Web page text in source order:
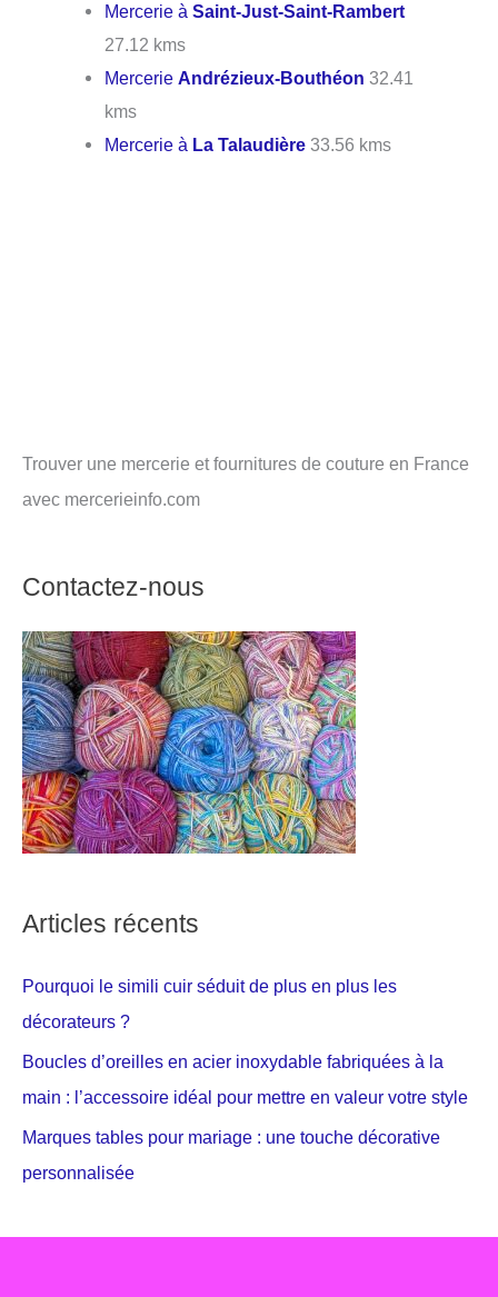
Mercerie àSaint-Just-Saint-Rambert
27.12 kms
MercerieAndrézieux-Bouthéon 32.41
kms
Mercerie à La Talaudière 33.56 kms
Trouver une mercerie et fournitures de couture en France
avec mercerieinfo.com
Contactez-nous
Articles récents
Pourquoi le simili cuir séduit de plus en plus les
décorateurs ?
Boucles d’oreilles en acier inoxydable fabriquées à la
main : l’accessoire idéal pour mettre en valeur votre style
Marques tables pour mariage : une touche décorative
personnalisée